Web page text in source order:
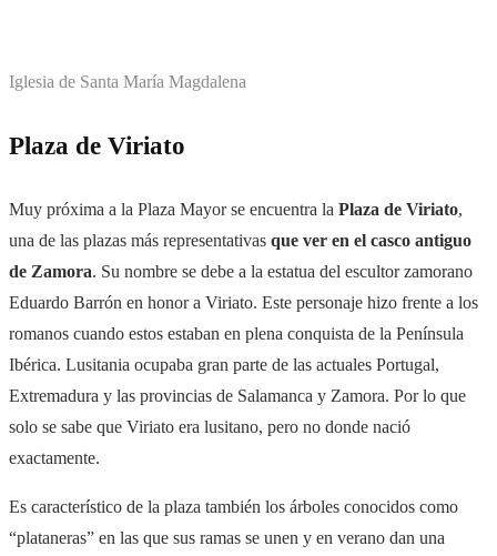
Iglesia de Santa María Magdalena
Plaza de Viriato
Muy próxima a la Plaza Mayor se encuentra la Plaza de Viriato,
una de las plazas más representativas que ver en el casco antiguo
de Zamora. Su nombre se debe a la estatua del escultor zamorano
Eduardo Barrón en honor a Viriato. Este personaje hizo frente a los
romanos cuando estos estaban en plena conquista de la Península
Ibérica. Lusitania ocupaba gran parte de las actuales Portugal,
Extremadura y las provincias de Salamanca y Zamora. Por lo que
solo se sabe que Viriato era lusitano, pero no donde nació
exactamente.
Es característico de la plaza también los árboles conocidos como
“plataneras” en las que sus ramas se unen y en verano dan una